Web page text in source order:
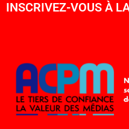
INSCRIVEZ-VOUS À